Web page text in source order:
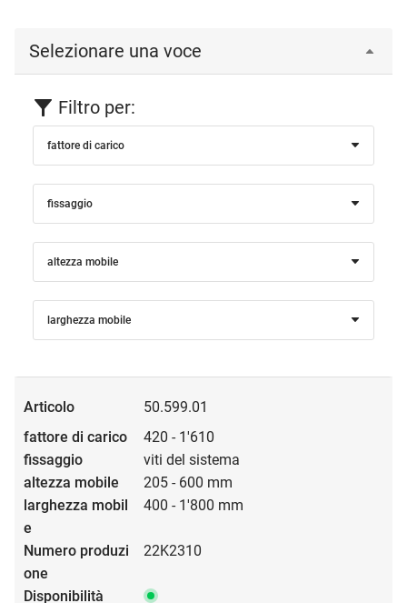
Selezionare una voce
Filtro per:
fattore di carico
fissaggio
altezza mobile
larghezza mobile
50.599.01
420 - 1'610
viti del sistema
205 - 600 mm
400 - 1'800 mm
22K2310